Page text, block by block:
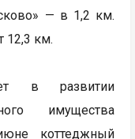
— в 1,2 км.
12,3 км.
в развитии
имущества
коттеджный